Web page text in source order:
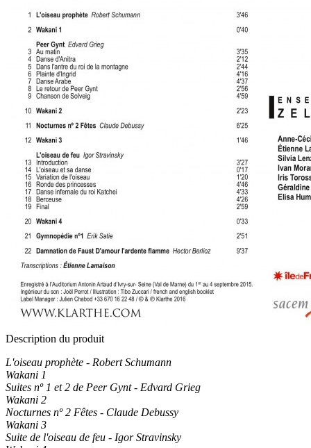
Description du produit
L'oiseau prophète - Robert Schumann
Wakani 1
Suites nº 1 et 2 de Peer Gynt - Edvard Grieg
Wakani 2
Nocturnes nº 2 Fêtes - Claude Debussy
Wakani 3
Suite de l'oiseau de feu - Igor Stravinsky